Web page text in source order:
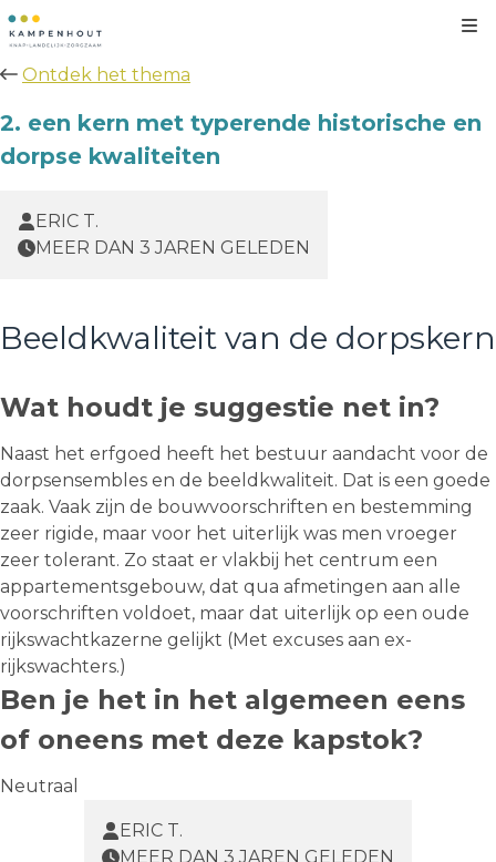
Ontdek het thema
2. een kern met typerende historische en
dorpse kwaliteiten
ERIC T.
MEER DAN 3 JAREN GELEDEN
Beeldkwaliteit van de dorpskern
Wat houdt je suggestie net in?
Naast het erfgoed heeft het bestuur aandacht voor de
dorpsensembles en de beeldkwaliteit. Dat is een goede
zaak. Vaak zijn de bouwvoorschriften en bestemming
zeer rigide, maar voor het uiterlijk was men vroeger
zeer tolerant. Zo staat er vlakbij het centrum een
appartementsgebouw, dat qua afmetingen aan alle
voorschriften voldoet, maar dat uiterlijk op een oude
rijkswachtkazerne gelijkt (Met excuses aan ex-
rijkswachters.)
Ben je het in het algemeen eens
of oneens met deze kapstok?
Neutraal
ERIC T.
MEER DAN 3 JAREN GELEDEN